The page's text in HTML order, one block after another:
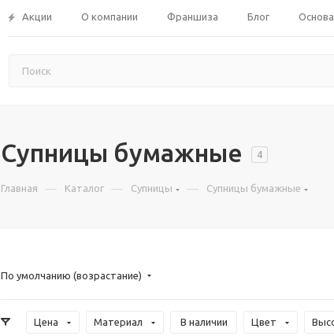
Акции О компании Франшиза Блог
Супницы бумажные 4
Главная — Каталог — Супницы — Супницы бумажные
По умолчанию (возрастание)
Цена Материал В наличии Цвет